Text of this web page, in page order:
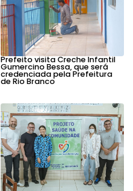
Prefeito visita Creche Infantil
Gumercino Bessa, que será
credenciada pela Prefeitura
de Rio Branco